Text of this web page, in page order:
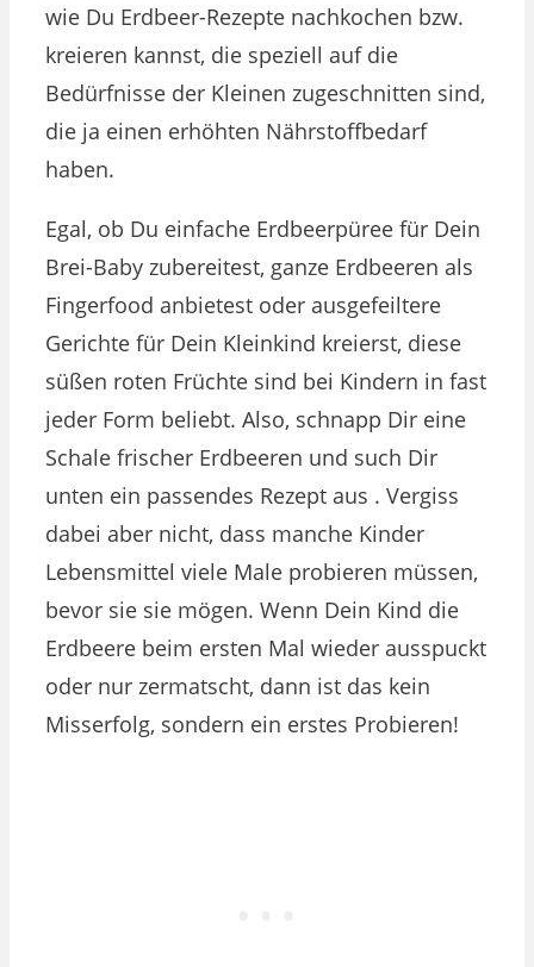
wie Du Erdbeer-Rezepte nachkochen bzw.
kreieren kannst, die speziell auf die
Bedürfnisse der Kleinen zugeschnitten sind,
die ja einen erhöhten Nährstoffbedarf
haben.
Egal, ob Du einfache Erdbeerpüree für Dein
Brei-Baby zubereitest, ganze Erdbeeren als
Fingerfood anbietest oder ausgefeiltere
Gerichte für Dein Kleinkind kreierst, diese
süßen roten Früchte sind bei Kindern in fast
jeder Form beliebt. Also, schnapp Dir eine
Schale frischer Erdbeeren und such Dir
unten ein passendes Rezept aus . Vergiss
dabei aber nicht, dass manche Kinder
Lebensmittel viele Male probieren müssen,
bevor sie sie mögen. Wenn Dein Kind die
Erdbeere beim ersten Mal wieder ausspuckt
oder nur zermatscht, dann ist das kein
Misserfolg, sondern ein erstes Probieren!